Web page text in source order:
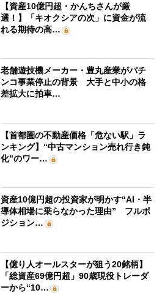
【資産10億円超・かんちさんが厳
選！】「キオクシアの次」に資金が流
れる期待の高…
老舗遊技機メーカー・豊丸産業がパチ
ンコ事業停止の背景 大手と中小の格
差拡大に拍車…
【首都圏の不動産価格「危ない駅」ラ
ンキング】“中古マンション売れ行き鈍
化”のワー…
資産10億円超の投資家が明かす“AI・半
導体相場に乗らなかった理由” フルポ
ジション…
【億り人オールスターが狙う20銘柄】
「総資産69億円超」90歳現役トレーダ
ーから“10…